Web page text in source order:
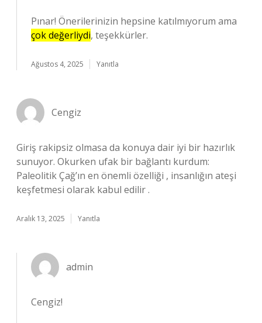
Pınar! Önerilerinizin hepsine katılmıyorum ama
çok değerliydi, teşekkürler.
Ağustos 4, 2025 Yanıtla
Cengiz
Giriş rakipsiz olmasa da konuya dair iyi bir hazırlık
sunuyor. Okurken ufak bir bağlantı kurdum:
Paleolitik Çağ’ın en önemli özelliği , insanlığın ateşi
keşfetmesi olarak kabul edilir .
Aralık 13, 2025 Yanıtla
admin
Cengiz!